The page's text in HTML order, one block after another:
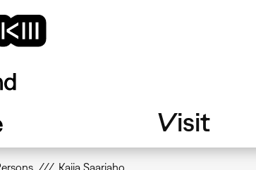
Visit
Kaija Saariaho